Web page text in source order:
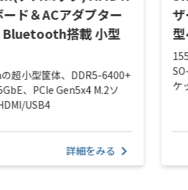
ド＆ACアダプター
Bluetooth搭載 小型
超小型筐体、DDR5-6400+
、PCIe Gen5x4 M.2ソ
USB4
詳細をみる
ケ